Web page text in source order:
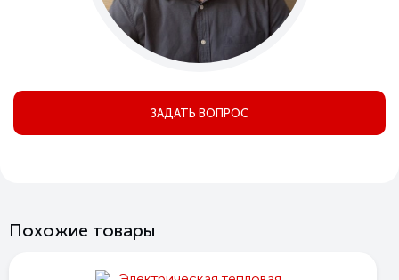
ЗАДАТЬ ВОПРОС
Похожие товары